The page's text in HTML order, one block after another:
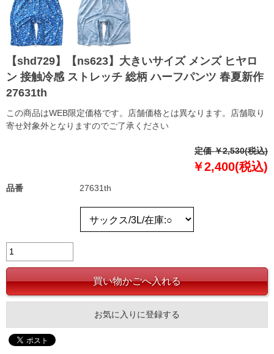
【shd729】【ns623】大きいサイズ メンズ ヒヤロ
ン 接触冷感 ストレッチ 総柄 ハーフパンツ 春夏新作
27631th
この商品はWEB限定価格です。店舗価格とは異なります。店舗取り
寄せ対象外となりますのでご了承ください
定価 ￥2,530(税込)
￥2,400(税込)
品番 27631th
お気に入りに登録する